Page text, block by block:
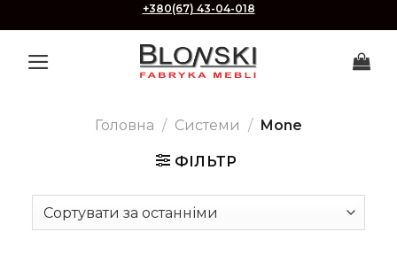
to
content
+380(67) 43-04-018
Головна / Системи / Mone
ФІЛЬТР